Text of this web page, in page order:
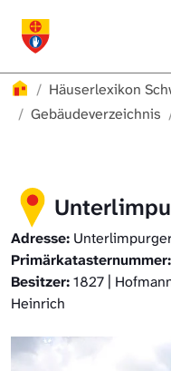
Häuserlexikon
Häuserlexikon
Gebäudeverzeichnis
Adresse:
Primärkatasternummer:
Besitzer:1827 |
Heinrich
Digitale